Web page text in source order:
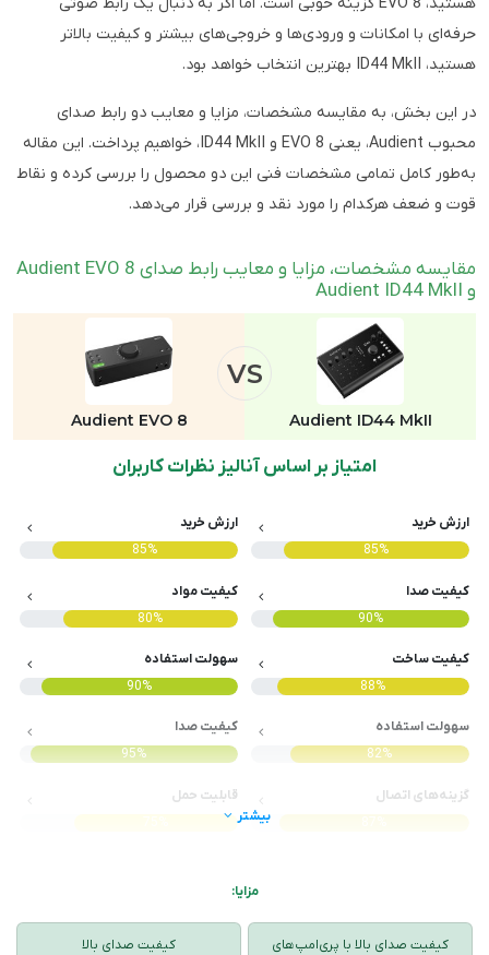
حرفه‌ای با امکانات و ورودی‌ها و خروجی‌های بیشتر و کیفیت بالاتر
هستید، ID44 MkII بهترین انتخاب خواهد بود.
در این بخش، به مقایسه مشخصات، مزایا و معایب دو رابط صدای
محبوب Audient، یعنی EVO 8 و ID44 MkII، خواهیم پرداخت. این مقاله
به‌طور کامل تمامی مشخصات فنی این دو محصول را بررسی کرده و نقاط
قوت و ضعف هرکدام را مورد نقد و بررسی قرار می‌دهد.
مقایسه مشخصات، مزایا و معایب رابط صدای Audient EVO 8
و Audient ID44 MkII
VS
Audient ID44 MkII
Audient EVO 8
امتیاز بر اساس آنالیز نظرات کاربران
ارزش خرید
85%
کیفیت صدا
90%
کیفیت ساخت
88%
سهولت استفاده
82%
گزینه‌های اتصال
ارزش خرید
85%
کیفیت مواد
80%
سهولت استفاده
90%
کیفیت صدا
95%
قابلیت حمل
بیشتر
مزایا:
کیفیت صدای بالا با پری‌امپ‌های
کیفیت صدای بالا